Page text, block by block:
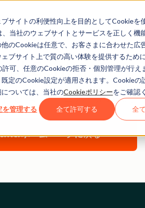
サイトの利便性向上を目的としてCookieを
当社のウェブサイトとサービスを正しく機
のCookieは任意で、お客さまに合わせた広
ブサイト上で質の高い体験を提供するため
可、任意のCookieの拒否・個別管理が行え
定のCookie設定が適用されます。Cookieの
ついては、当社のCookieポリシーをご確認
管理する 全て許可する 全
Center
客さまサービス利用規約
ホームページに戻る